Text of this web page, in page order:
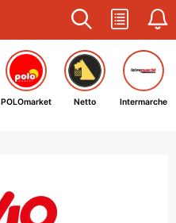
POLOmarket Netto Intermarche